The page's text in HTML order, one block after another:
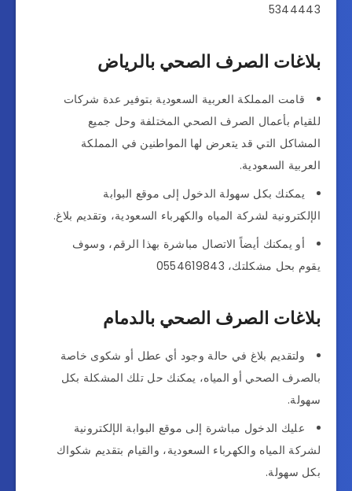
5344443
بلاغات الصرف الصحي بالرياض
قامت المملكة العربية السعودية بتوفير عدة شركات
للقيام بأعمال الصرف الصحي المختلفة وحل جميع
المشاكل التي قد يتعرض لها المواطنين في المملكة
العربية السعودية.
يمكنك بكل سهولة الدخول إلى موقع البوابة
الإلكترونية لشركة المياه والكهرباء السعودية، وتقديم بلاغ.
أو يمكنك أيضاً الاتصال مباشرة بهذا الرقم، وسوف
يقوم بحل مشكلتك، 0554619843
بلاغات الصرف الصحي بالدمام
ولتقديم بلاغ في حالة وجود أي عطل أو شكوى خاصة
بالصرف الصحي أو المياه، يمكنك حل تلك المشكلة بكل
سهولة.
عليك الدخول مباشرة إلى موقع البوابة الإلكترونية
لشركة المياه والكهرباء السعودية، والقيام بتقديم شكواك
بكل سهولة.